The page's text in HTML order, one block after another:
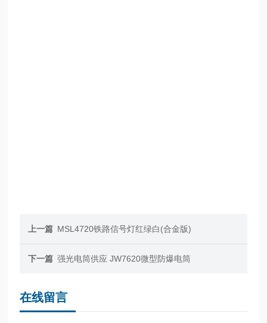
上一篇 MSL4720铁路信号灯红绿白(合金版)
下一篇 强光电筒供应 JW7620微型防爆电筒
在线留言